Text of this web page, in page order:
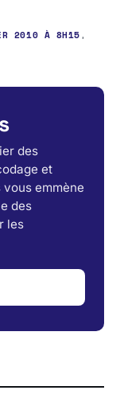
2010 À 8H15,
des
et
vous emmène
des
les